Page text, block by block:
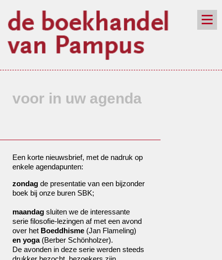
voor in uw agenda
Een korte nieuwsbrief, met de nadruk op
enkele agendapunten:
zondag de presentatie van een bijzonder
boek bij onze buren SBK;
maandag sluiten we de interessante
serie filosofie-lezingen af met een avond
over het Boeddhisme (Jan Flameling)
en yoga (Berber Schönholzer).
De avonden in deze serie werden steeds